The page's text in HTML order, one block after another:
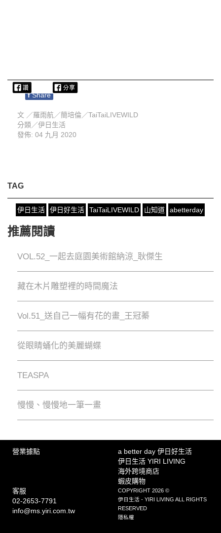
f Share
文 ／羅雨航／簡培倫／TaiTaiLIVEWILD
分類／伊日生活
發佈: 04 九月 2020
TAG
伊日生活 伊日好生活 TaiTaiLIVEWILD 山知道 abetterday
推薦閱讀
VOL.52_一起去庭園美術館納涼_耿傑生
藏在木片雕塑裡的時間魔法
Vol.51_送自己一幅有花的畫_王冠蓁
從眼睛蛹化的美麗蝴蝶
TEASPA
慢慢、慢慢地⼀筆⼀畫
營業據點
a better day 伊日好生活
伊日生活 YIRI LIVING
海外跨境商店
蝦皮購物
客服
02-2653-7791
info@ms.yiri.com.tw
COPYRIGHT 2026 ©
伊日生活 - YIRI LIVING ALL RIGHTS
RESERVED
隱私權